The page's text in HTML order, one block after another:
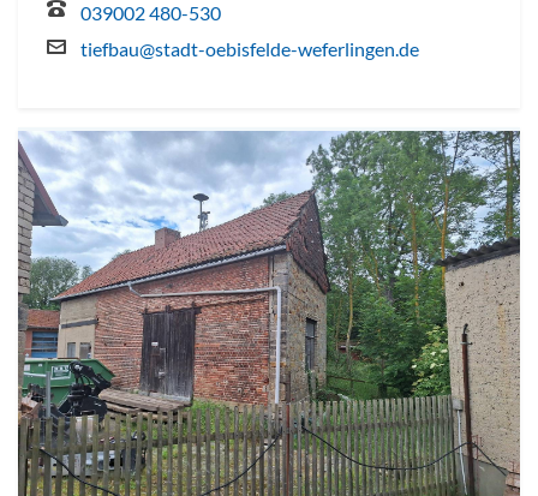
039002 480-530
tiefbau@stadt-oebisfelde-weferlingen.de